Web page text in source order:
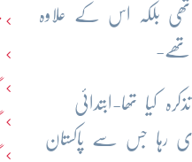
بلکہ اس کے علاوہ
تھے-
کیا تھا-ابتدائی
رہا جس سے پاکستان